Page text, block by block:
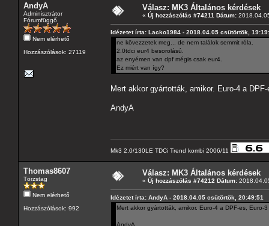
AndyA
Adminisztrátor
Fórumfüggő
Nem elérhető
Hozzászólások: 27119
Válasz: MK3 Általános kérdések
« Új hozzászólás #74211 Dátum:
Idézetet írta: Lacko1984 - 2018.04.05 csütörtök,
ne kövezzetek meg... de nem találok semmit róla.
2.0tdci eur4 besorolású.
az enyémen van dpf mégis csak eur4.
Ez miért van így?
Mert akkor gyártották, amikor. Euro-4 a
AndyA
Mk3 2.0/130LE TDCi Trend kombi 2006/11
Thomas8607
Törzstag
Nem elérhető
Hozzászólások: 992
Válasz: MK3 Általános kérdések
« Új hozzászólás #74212 Dátum:
Idézetet írta: AndyA - 2018.04.05 csütörtök, 20:49:51
Mert akkor gyártották, amikor. Euro-4 a DPF-es, Euro-
AndyA